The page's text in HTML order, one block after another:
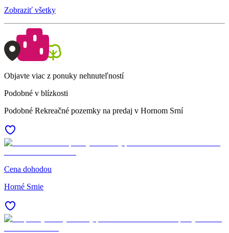
Zobraziť všetky
Objavte viac z ponuky nehnuteľností
Podobné v blízkosti
Podobné Rekreačné pozemky na predaj v Hornom Srní
Cena dohodou
Horné Srnie